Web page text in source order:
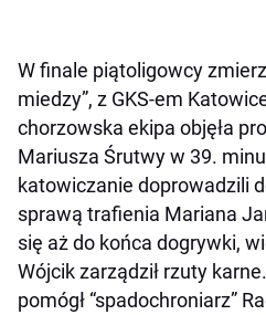
W finale piątoligowcy
miedzy”, z GKS-em
chorzowska ekipa objęła
Mariusza Śrutwy w 39.
katowiczanie doprowadzili
sprawą trafienia Mariana
się aż do końca dogrywki,
Wójcik zarządził rzuty
pomógł “spadochroniarz”